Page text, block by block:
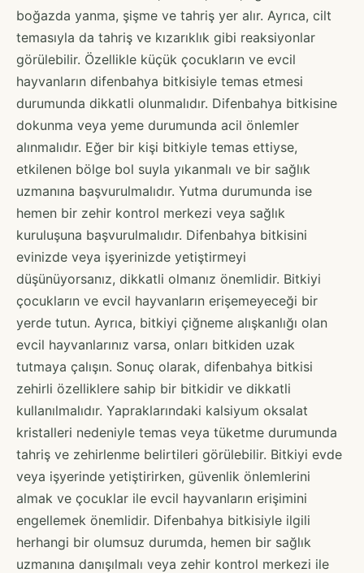
boğazda yanma, şişme ve tahriş yer alır. Ayrıca, cilt
temasıyla da tahriş ve kızarıklık gibi reaksiyonlar
görülebilir. Özellikle küçük çocukların ve evcil
hayvanların difenbahya bitkisiyle temas etmesi
durumunda dikkatli olunmalıdır. Difenbahya bitkisine
dokunma veya yeme durumunda acil önlemler
alınmalıdır. Eğer bir kişi bitkiyle temas ettiyse,
etkilenen bölge bol suyla yıkanmalı ve bir sağlık
uzmanına başvurulmalıdır. Yutma durumunda ise
hemen bir zehir kontrol merkezi veya sağlık
kuruluşuna başvurulmalıdır. Difenbahya bitkisini
evinizde veya işyerinizde yetiştirmeyi
düşünüyorsanız, dikkatli olmanız önemlidir. Bitkiyi
çocukların ve evcil hayvanların erişemeyeceği bir
yerde tutun. Ayrıca, bitkiyi çiğneme alışkanlığı olan
evcil hayvanlarınız varsa, onları bitkiden uzak
tutmaya çalışın. Sonuç olarak, difenbahya bitkisi
zehirli özelliklere sahip bir bitkidir ve dikkatli
kullanılmalıdır. Yapraklarındaki kalsiyum oksalat
kristalleri nedeniyle temas veya tüketme durumunda
tahriş ve zehirlenme belirtileri görülebilir. Bitkiyi evde
veya işyerinde yetiştirirken, güvenlik önlemlerini
almak ve çocuklar ile evcil hayvanların erişimini
engellemek önemlidir. Difenbahya bitkisiyle ilgili
herhangi bir olumsuz durumda, hemen bir sağlık
uzmanına danışılmalı veya zehir kontrol merkezi ile